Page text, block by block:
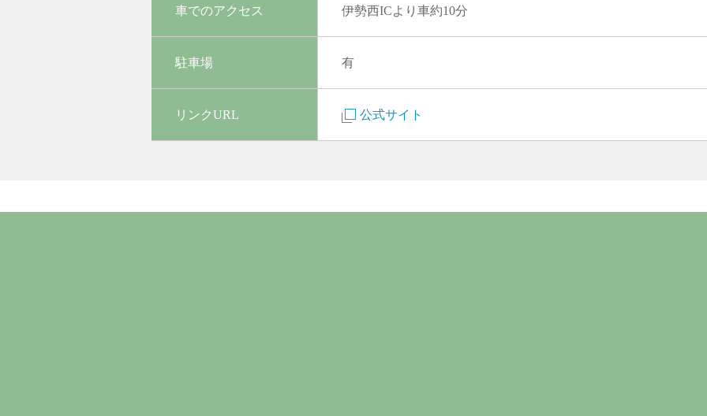
車でのアクセス 伊勢西ICより車約10分
駐車場 有
リンクURL 公式サイト